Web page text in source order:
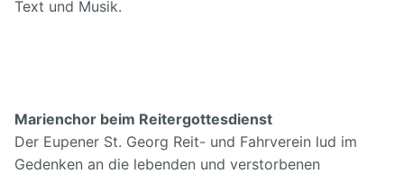
Text und Musik.
Marienchor beim Reitergottesdienst
Der Eupener St. Georg Reit- und Fahrverein lud im
Gedenken an die lebenden und verstorbenen